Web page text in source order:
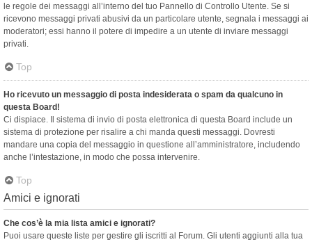
le regole dei messaggi all’interno del tuo Pannello di Controllo Utente. Se si
ricevono messaggi privati ​​abusivi da un particolare utente, segnala i messaggi ai
moderatori; essi hanno il potere di impedire a un utente di inviare messaggi
privati​​.
Top
Ho ricevuto un messaggio di posta indesiderata o spam da qualcuno in
questa Board!
Ci dispiace. Il sistema di invio di posta elettronica di questa Board include un
sistema di protezione per risalire a chi manda questi messaggi. Dovresti
mandare una copia del messaggio in questione all’amministratore, includendo
anche l’intestazione, in modo che possa intervenire.
Top
Amici e ignorati
Che cos’è la mia lista amici e ignorati?
Puoi usare queste liste per gestire gli iscritti al Forum. Gli utenti aggiunti alla tua